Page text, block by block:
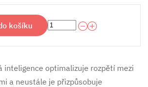
košíku
inteligence optimalizuje rozpětí mezi
a neustále je přizpůsobuje